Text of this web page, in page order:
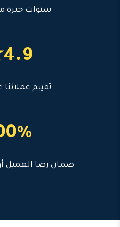
سنوات
4.9★
تقييم
ضمان رضا العميل